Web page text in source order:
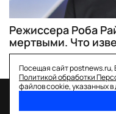
Режиссера Роба
мертвыми. Что
Посещая сайт postnews.ru,
Политикой обработки
файлов cookie, указанных